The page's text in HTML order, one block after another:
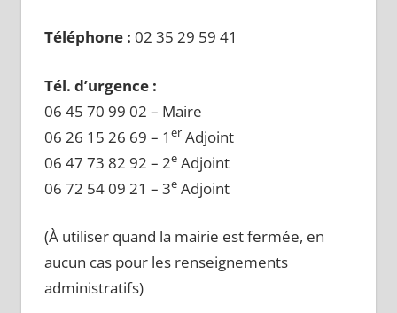
Téléphone : 02 35 29 59 41
Tél. d’urgence :
06 45 70 99 02 – Maire
06 26 15 26 69 – 1 erAdjoint
06 47 73 82 92 – 2eAdjoint
06 72 54 09 21 – 3eAdjoint
(À utiliser quand la mairie est fermée, en
aucun cas pour les renseignements
administratifs)